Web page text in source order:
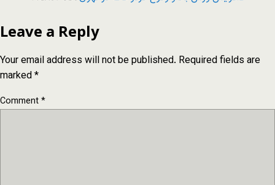
Leave a Reply
Your email address will not be published. Required fields are
marked*
Comment*